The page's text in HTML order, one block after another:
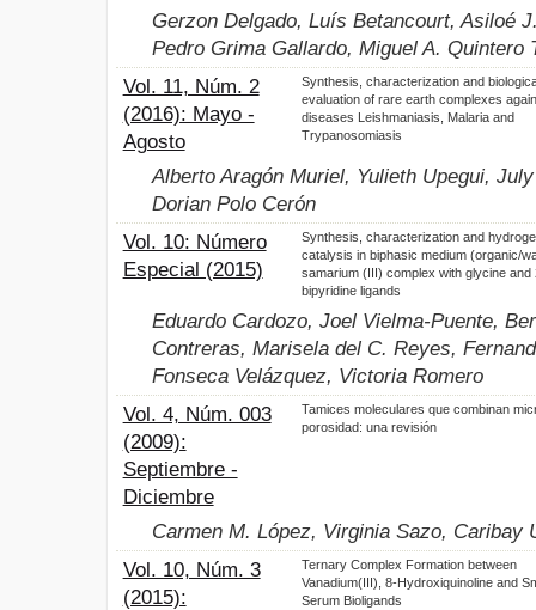
Gerzon Delgado, Luís Betancourt, Asiloé
Pedro Grima Gallardo, Miguel A. Quintero
Vol. 11, Núm. 2
(2016): Mayo -
Agosto
Synthesis, characterization and
evaluation of rare earth complexes
diseases Leishmaniasis, Malaria and
Trypanosomiasis
Alberto Aragón Muriel, Yulieth Upegui,
Dorian Polo Cerón
Vol. 10: Número
Especial (2015)
Synthesis, characterization and
catalysis in biphasic medium (organic/
samarium (III) complex with glycine and
bipyridine ligands
Eduardo Cardozo, Joel Vielma-Puente,
Contreras, Marisela del C. Reyes,
Fonseca Velázquez, Victoria Romero
Vol. 4, Núm. 003
(2009):
Septiembre -
Diciembre
Tamices moleculares que combinan
porosidad: una revisión
Carmen M. López, Virginia Sazo, Caribay
Vol. 10, Núm. 3
(2015):
Ternary Complex Formation between
Vanadium(III), 8-Hydroxiquinoline and
Serum Bioligands